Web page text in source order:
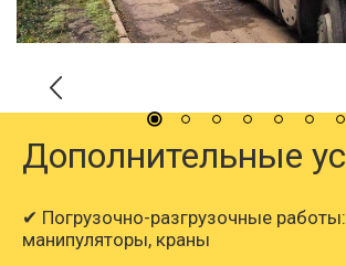
Дополнительные
✔ Погрузочно-разгрузочные работы:
манипуляторы, краны